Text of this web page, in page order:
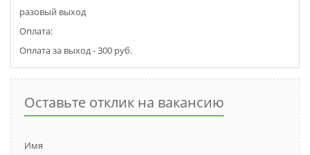
разовый выход
Оплата:
Оплата за выход - 300 руб.
Оставьте отклик на вакансию
Имя